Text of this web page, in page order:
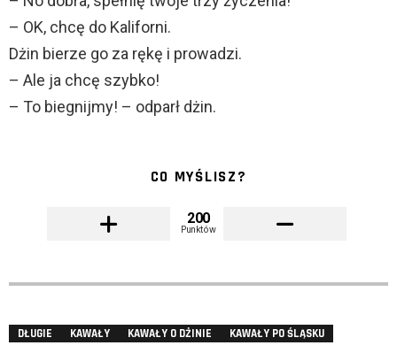
– OK, chcę do Kaliforni.
Dżin bierze go za rękę i prowadzi.
– Ale ja chcę szybko!
– To biegnijmy! – odparł dżin.
CO MYŚLISZ?
200
Punktów
DŁUGIE KAWAŁY KAWAŁY O DŻINIE KAWAŁY PO ŚLĄSKU